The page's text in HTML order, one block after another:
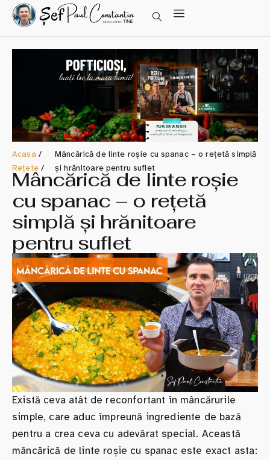
Acasa/
Rețete/
Mâncărică de linte roșie cu spanac – o rețetă simplă
și hrănitoare pentru suflet
Mâncărică de linte roșie
cu spanac – o rețetă
simplă și hrănitoare
pentru suflet
Există ceva atât de reconfortant în mâncărurile
simple, care aduc împreună ingrediente de bază
pentru a crea ceva cu adevărat special. Această
mâncărică de linte roșie cu spanac este exact asta: